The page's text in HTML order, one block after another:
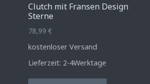
Clutch mit Fransen Design
Sterne
78,99 €
kostenloser Versand
Lieferzeit: 2-4Werktage